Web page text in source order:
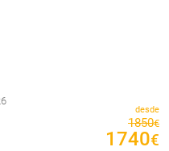
desde
1850€
1740€